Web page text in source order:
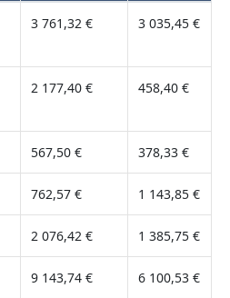
3 761,32 € 3 035,45 €
2 177,40 € 458,40 €
567,50 € 378,33 €
762,57 € 1 143,85 €
2 076,42 € 1 385,75 €
9 143,74 € 6 100,53 €